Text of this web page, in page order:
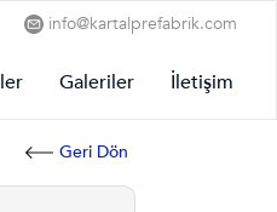
info@kartalprefabrik.com
Galeriler İletişim
Geri Dön